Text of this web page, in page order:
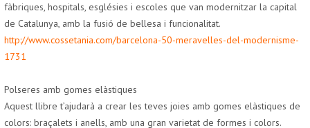
fàbriques, hospitals, esglésies i escoles que van modernitzar la capital
de Catalunya, amb la fusió de bellesa i funcionalitat.
http://www.cossetania.com/barcelona-50-meravelles-del-modernisme-
1731
Polseres amb gomes elàstiques
Aquest llibre t’ajudarà a crear les teves joies amb gomes elàstiques de
colors: braçalets i anells, amb una gran varietat de formes i colors.